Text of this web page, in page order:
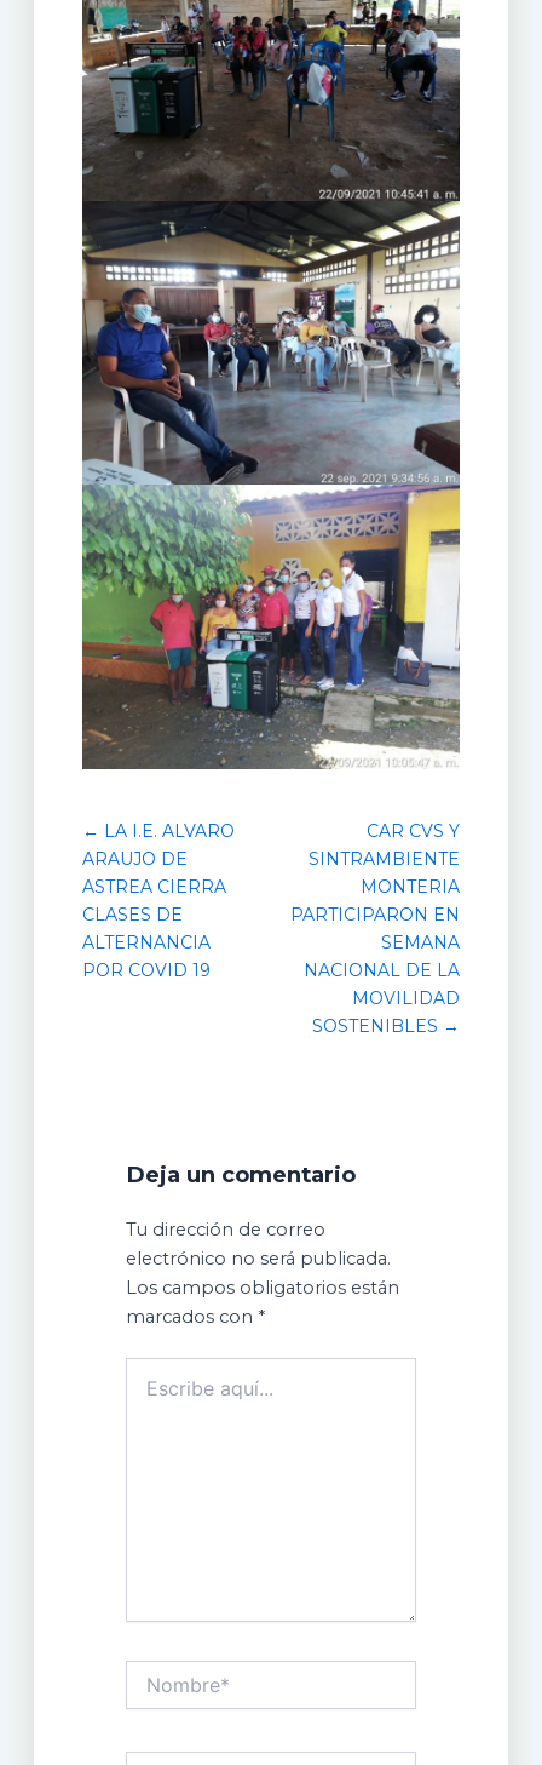
← LA I.E. ALVARO
ARAUJO DE
ASTREA CIERRA
CLASES DE
ALTERNANCIA
POR COVID 19
CAR CVS Y
SINTRAMBIENTE
MONTERIA
PARTICIPARON EN
SEMANA
NACIONAL DE LA
MOVILIDAD
SOSTENIBLES →
Deja un comentario
Tu dirección de correo
electrónico no será publicada.
Los campos obligatorios están
marcados con *
aquí...